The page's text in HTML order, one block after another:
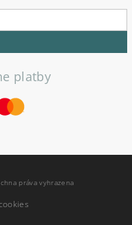
platby
práva vyhrazena